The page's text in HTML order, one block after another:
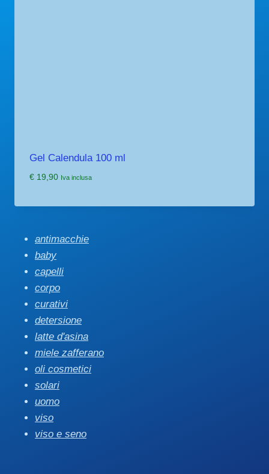
Gel Calendula 100 ml
€19,90 Iva inclusa
antimacchie
baby
capelli
corpo
curativi
detersione
latte d'asina
miele zafferano
oli cosmetici
solari
uomo
viso
viso e seno